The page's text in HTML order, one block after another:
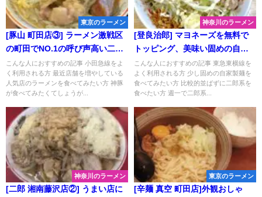
東京のラーメン
[豚山 町田店③] ラーメン激戦区
の町田でNO.1の呼び声高い二郎
系はこちら！いつでも神豚が食
べられる最高の店。
こんな人におすすめの記事 小田急線をよ
く利用される方 最近店舗を増やしている
人気店のラーメンを食べてみたい方 神豚
が食べてみたくてしょうが...
神奈川のラーメン
[登良治郎] マヨネーズを無料で
トッピング、美味い固めの自家
製麺が食べられるのはこのお
店！白楽駅からのアクセスがい
い二郎インスパイア系！[コワモ
こんな人におすすめの記事 東急東横線を
よく利用される方 少し固めの自家製麺を
食べてみたい方 比較的並ばずに二郎系を
食べたい方 週一で二郎系...
神奈川のラーメン
[二郎 湘南藤沢店②] うまい店に
東京のラーメン
[辛麺 真空 町田店]外観おしゃ